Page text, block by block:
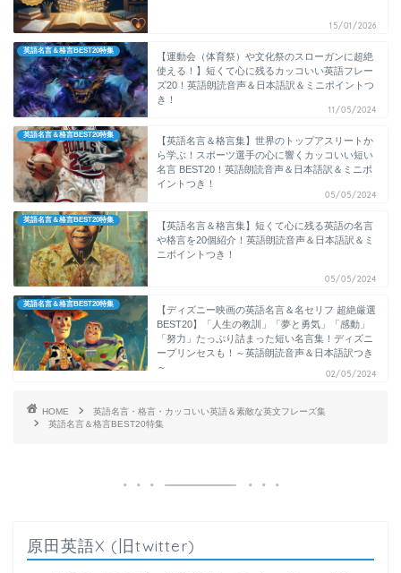
15/01/2026
英語名言＆格言BEST20特集
【運動会（体育祭）や文化祭のスローガンに超絶
使える！】短くて心に残るカッコいい英語フレー
ズ20！英語朗読音声＆日本語訳＆ミニポイントつ
き！
11/05/2024
英語名言＆格言BEST20特集
【英語名言＆格言集】世界のトップアスリートか
ら学ぶ！スポーツ選手の心に響くカッコいい短い
名言 BEST20！英語朗読音声＆日本語訳＆ミニポ
イントつき！
05/05/2024
英語名言＆格言BEST20特集
【英語名言＆格言集】短くて心に残る英語の名言
や格言を20個紹介！英語朗読音声＆日本語訳＆ミ
ニポイントつき！
05/05/2024
英語名言＆格言BEST20特集
【ディズニー映画の英語名言＆名セリフ 超絶厳選
BEST20】「人生の教訓」「夢と勇気」「感動」
「努力」たっぷり詰まった短い名言集！ディズニ
ープリンセスも！～英語朗読音声＆日本語訳つき
～
02/05/2024
HOME
英語名言・格言・カッコいい英語＆素敵な英文フレーズ集
英語名言＆格言BEST20特集
原田英語X (旧twitter)